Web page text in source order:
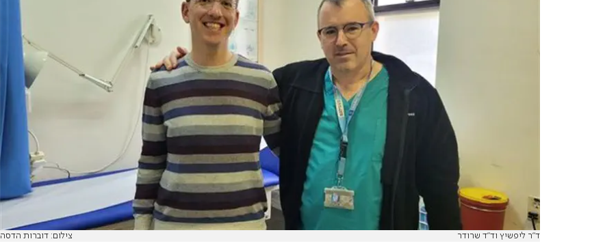
ד"ר ליפשיץ וד"ד שרודר צילום: דוברות הדסה